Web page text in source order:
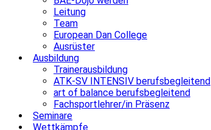
Leitung
Team
European Dan College
Ausrüster
Ausbildung
Trainerausbildung
ATK-SV INTENSIV berufsbegleitend
art of balance berufsbegleitend
Fachsportlehrer/in Präsenz
Seminare
Wettkämpfe